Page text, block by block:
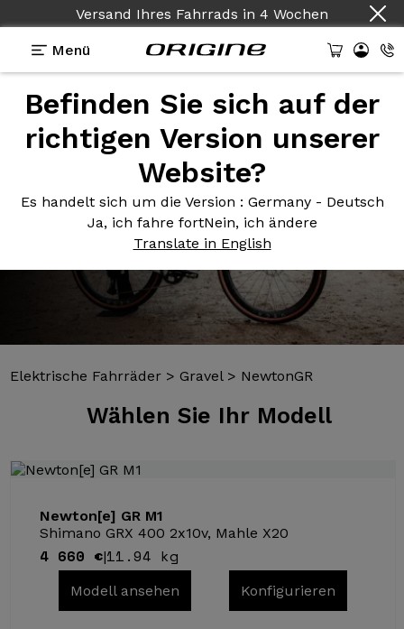
Versand Ihres Fahrrads in 4 Wochen
Menü
Befinden Sie sich auf der
richtigen Version unserer
Website?
Es handelt sich um die Version : Germany - Deutsch
Ja, ich fahre fortNein, ich ändere
Translate in English
Präsentation Vorlagen Technologien
Elektrische Fahrräder > Gravel> NewtonGR
Wählen Sie Ihr Modell
Newton[e] GR M1
Shimano GRX 400 2x10v, Mahle X20
4 660 €|11.94 kg
Modell ansehen Konfigurieren